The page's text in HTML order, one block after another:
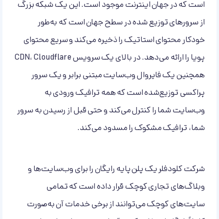
است که در جهان اینترنت موجود است. این یک شبکه بزرگ
از سرورهای توزیع شده در سطح جهان است که به‌طور
خودکار محتوای استاتیک را ذخیره می‌کند و سریع محتوای
پویا را ارائه می‌دهد. در بالای یک سرویس CDN، Cloudflare
همچنین یک فایروال وب‌سایت مبتنی برابر و یک سرور
پراکسی توزیع‌شده است که همه ترافیک ورودی به
وب‌سایت شما را کنترل می‌کند و حتی قبل از رسیدن به سرور
شما، ترافیک مشکوک را مسدود می‌کند.
شرکت کلودفلر یک پلن پایه رایگان را برای وب‌سایت‌ها و
وبلاگ‌های تجاری کوچک قرار داده است که تمامی
سایت‌های کوچک می‌توانند از برخی خدمات آن به‌صورت